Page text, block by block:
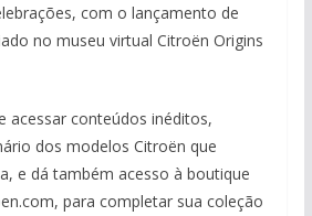
com o lançamento de
no museu virtual Citroën Origins
acessar conteúdos inéditos,
dos modelos Citroën que
e dá também acesso à boutique
para completar sua coleção